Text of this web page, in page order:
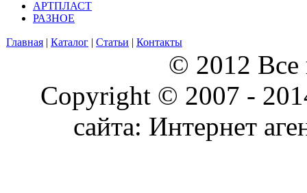
АРТПЛАСТ
РАЗНОЕ
Главная | Каталог | Статьи | Контакты
© 2012 Все
Copyright © 2007 -
сайта: Интернет